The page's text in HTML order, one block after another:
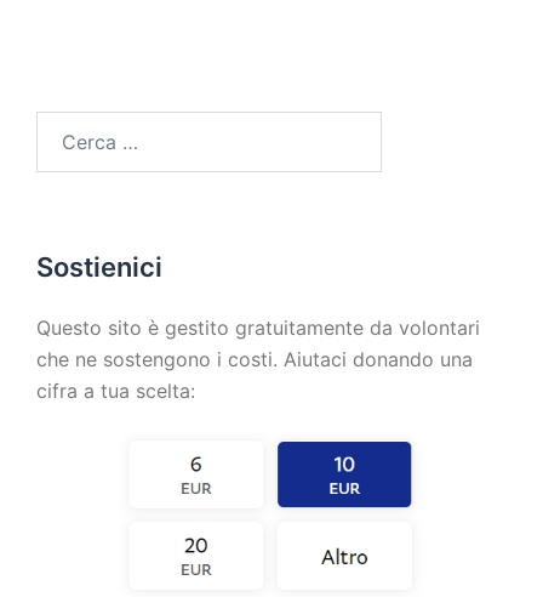
Sostienici
Questo sito è gestito gratuitamente da volontari
che ne sostengono i costi. Aiutaci donando una
cifra a tua scelta: